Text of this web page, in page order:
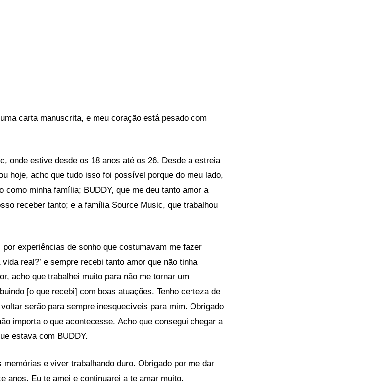
carta manuscrita, e meu coração está pesado com
onde estive desde os 18 anos até os 26. Desde a estreia
hoje, acho que tudo isso foi possível porque do meu lado,
como minha família; BUDDY, que me deu tanto amor a
receber tanto; e a família Source Music, que trabalhou
experiências de sonho que costumavam me fazer
real?’ e sempre recebi tanto amor que não tinha
acho que trabalhei muito para não me tornar um
[o que recebi] com boas atuações. Tenho certeza de
serão para sempre inesquecíveis para mim. Obrigado
importa o que acontecesse. Acho que consegui chegar a
estava com BUDDY.
e viver trabalhando duro. Obrigado por me dar
anos. Eu te amei e continuarei a te amar muito.